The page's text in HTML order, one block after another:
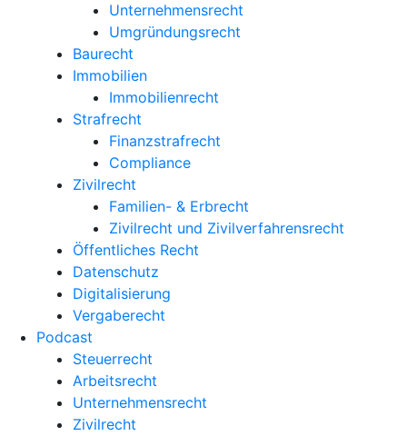
Unternehmensrecht
Umgründungsrecht
Baurecht
Immobilien
Immobilienrecht
Strafrecht
Finanzstrafrecht
Compliance
Zivilrecht
Familien- & Erbrecht
Zivilrecht und Zivilverfahrensrecht
Öffentliches Recht
Datenschutz
Digitalisierung
Vergaberecht
Podcast
Steuerrecht
Arbeitsrecht
Unternehmens­recht
Zivilrecht